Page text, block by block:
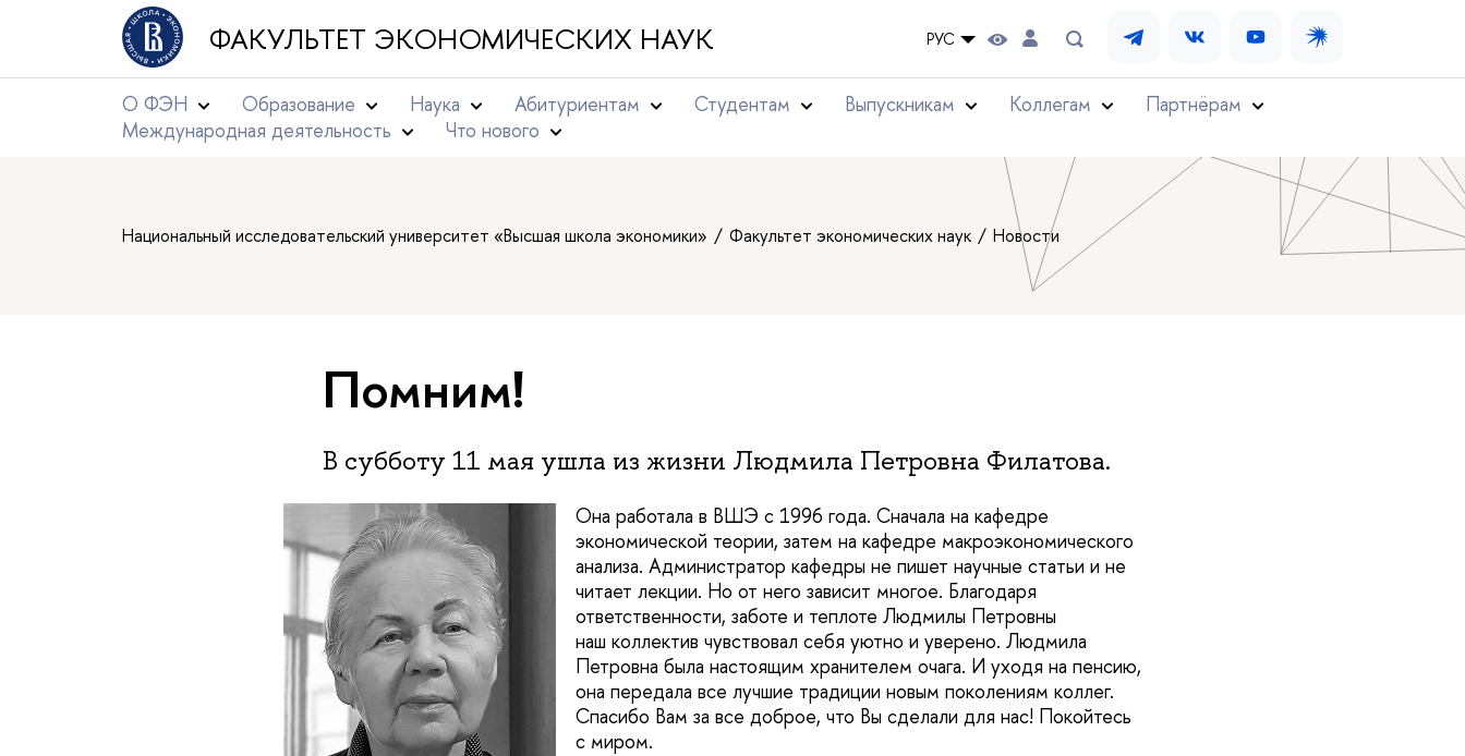
ФАКУЛЬТЕТ ЭКОНОМИЧЕСКИХ НАУК РУС
О ФЭН Образование Наука Абитуриентам Студентам Выпускникам Коллегам
Партнёрам
Международная деятельность
Что нового
Национальный исследовательский университет «Высшая школа экономики» Факультет экономических наук Новости
Помним!
В субботу 11 мая ушла из жизни Людмила Петровна Филатова.
Она работала в ВШЭ с 1996 года. Сначала на кафедре
экономической теории, затем на кафедре макроэкономического
анализа. Администратор кафедры не пишет научные статьи и не
читает лекции. Но от него зависит многое. Благодаря
ответственности, заботе и теплоте Людмилы Петровны
наш коллектив чувствовал себя уютно и уверено. Людмила
Петровна была настоящим хранителем очага. И уходя на пенсию,
она передала все лучшие традиции новым поколениям коллег.
Спасибо Вам за все доброе, что Вы сделали для нас! Покойтесь
с миром.